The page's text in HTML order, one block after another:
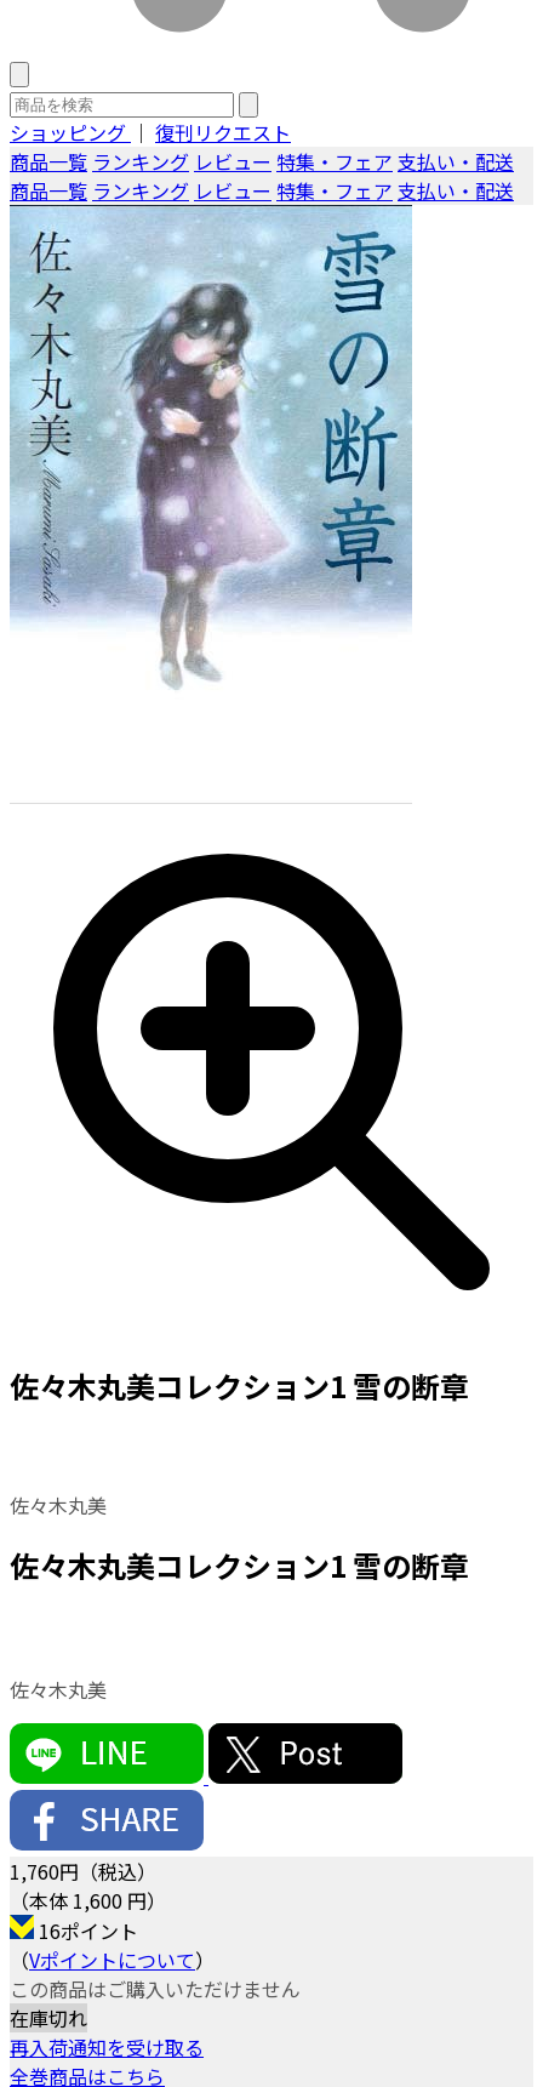
ショッピング ｜ 復刊リクエスト
商品一覧 ランキング レビュー 特集・フェア 支払い・配送
商品一覧 ランキング レビュー 特集・フェア 支払い・配送
佐々木丸美コレクション1 雪の断章
佐々木丸美
佐々木丸美コレクション1 雪の断章
佐々木丸美
1,760円（税込）
（本体 1,600 円）
16ポイント
（Vポイントについて）
この商品はご購入いただけません
在庫切れ
再入荷通知を受け取る
全巻商品はこちら